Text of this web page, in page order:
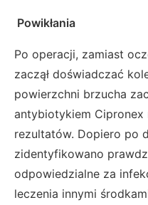
Powikłania
Po operacji, zamiast
zaczął doświadczać
powierzchni brzucha
antybiotykiem Cipronex
rezultatów. Dopiero po
zidentyfikowano
odpowiedzialne za
leczenia innymi